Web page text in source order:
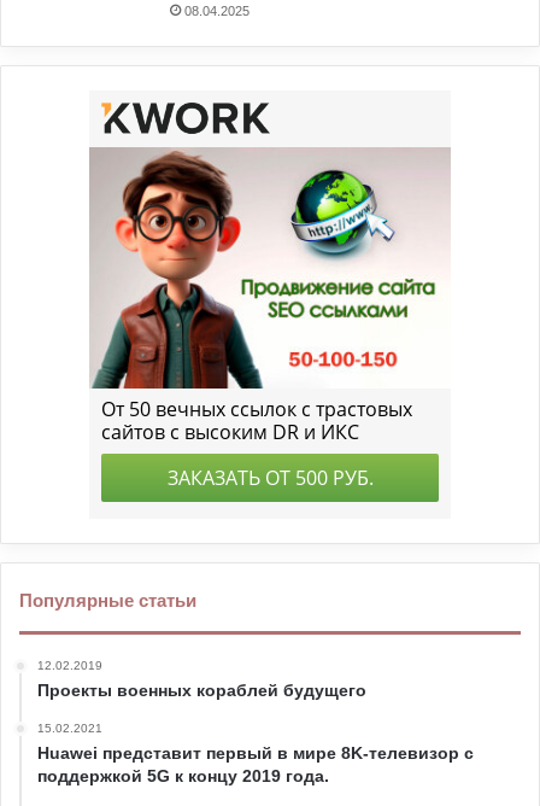
08.04.2025
Популярные статьи
12.02.2019
Проекты военных кораблей будущего
15.02.2021
Huawei представит первый в мире 8K-телевизор с
поддержкой 5G к концу 2019 года.